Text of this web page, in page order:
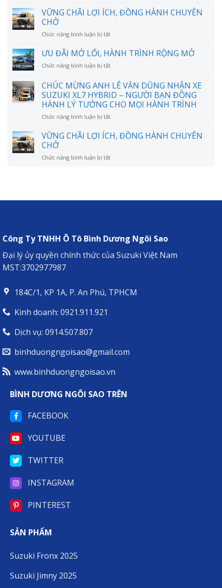
phí
nuôi
XL7
tháng
nhiêu?
thực
sự
tiết
như
đồn?
VỮNG CHÃI LỢI ÍCH, ĐỒNG HÀNH CHUYÊN
CHỞ
Chức năng bình luận bị tắtở
CHÃI
LỢI
ÍCH,
HÀNH
CHUYÊN
CHỞ
ƯU ĐÃI MỞ LỐI, HÀNH TRÌNH RỘNG MỞ
Chức năng bình luận bị tắtở
ĐÃI
MỞ
LỐI,
HÀNH
TRÌNH
MỞ
CHÚC MỪNG ANH LÊ VĂN DŨNG NHẬN XE
SUZUKI XL7 HYBRID – NGƯỜI BẠN ĐỒNG
HÀNH LÝ TƯỞNG CHO MỌI HÀNH TRÌNH
Chức năng bình luận bị tắtở
MỪNG
ANH
VĂN
XL7
ĐỒNG
HÀNH
LÝ
HÀNH
VỮNG CHÃI LỢI ÍCH, ĐỒNG HÀNH CHUYÊN
CHỞ
Chức năng bình luận bị tắtở
ĐỒNG
Công Ty TNHH Ô Tô Bình Dương Ngôi Sao
Đại lý ủy quyền chính thức của Suzuki Việt Nam
MST:3702977987
184C/1, KP 1A, P. An Phú, TPHCM
Kinh doanh: 0921.911.921
Dịch vụ: 0914.507.807
binhduongngoisao@gmail.com
www.binhduongngoisao.vn
BÌNH DƯƠNG NGÔI SAO TRÊN
FACEBOOK
YOUTUBE
TWITTER
INSTAGRAM
PINTEREST
SẢN PHẨM
Suzuki Fronx 2025
Suzuki Jimny 2025